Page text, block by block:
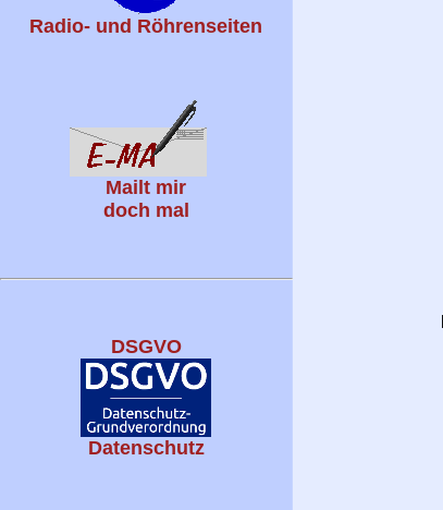
Radio- und Röhrenseiten
Mailt mir
doch mal
DSGVO
Datenschutz